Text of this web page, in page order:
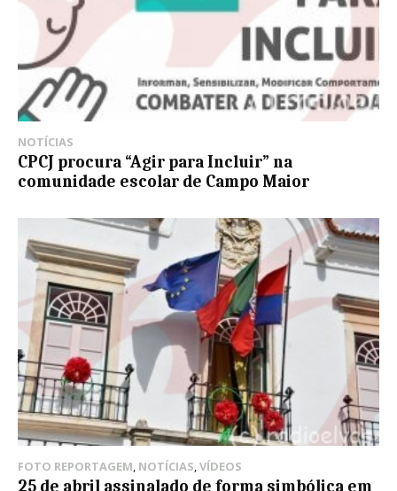
NOTÍCIAS
CPCJ procura “Agir para Incluir” na
comunidade escolar de Campo Maior
FOTO REPORTAGEM, NOTÍCIAS,VÍDEOS
25 de abril assinalado de forma simbólica em